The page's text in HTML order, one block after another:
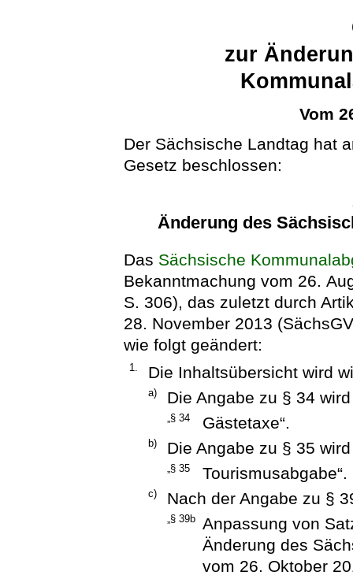
zur
Vom
Der Sächsische Landtag hat
Gesetz beschlossen:
Änderung des
Das Sächsische
Bekanntmachung vom 26.
S. 306), das zuletzt durch
28. November 2013
wie folgt geändert:
1. Die Inhaltsübersicht wird
a) Die Angabe zu § 34
„§ 34 Gästetaxe“.
b) Die Angabe zu § 35
„§ 35 Tourismusabgabe“.
c) Nach der Angabe zu §
„§ 39b Anpassung von
Änderung des
vom 26. Oktober